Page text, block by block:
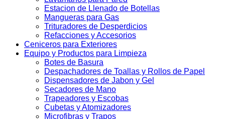
Estacion de Llenado de Botellas
Mangueras para Gas
Trituradores de Desperdicios
Refacciones y Accesorios
Ceniceros para Exteriores
Equipo y Productos para Limpieza
Botes de Basura
Despachadores de Toallas y Rollos de Papel
Dispensadores de Jabon y Gel
Secadores de Mano
Trapeadores y Escobas
Cubetas y Atomizadores
Microfibras y Trapos